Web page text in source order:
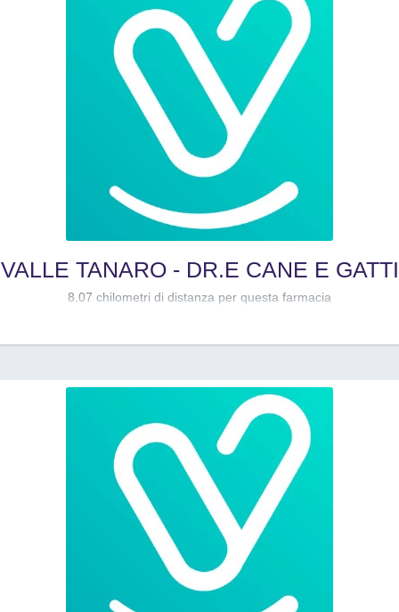
VALLE TANARO - DR.E CANE E GATTI
8.07 chilometri di distanza per questa farmacia